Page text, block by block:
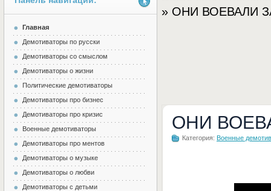
Demotes.ru
» ОНИ ВОЕВАЛИ
ОНИ
Категория: Военные
Главная
Демотиваторы по русски
Демотиваторы со смыслом
Демотиваторы о жизни
Политические демотиваторы
Демотиваторы про бизнес
Демотиваторы про кризис
Военные демотиваторы
Демотиваторы про ментов
Демотиваторы о музыке
Демотиваторы о любви
Демотиваторы с детьми